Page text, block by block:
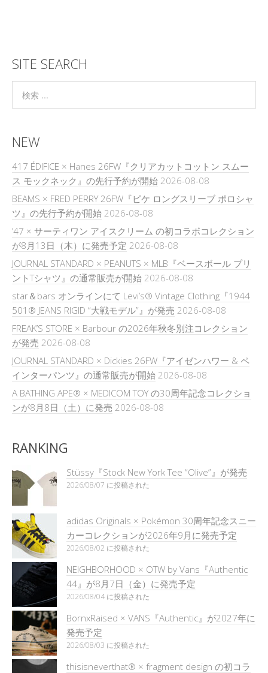
SITE SEARCH
NEW
417 ÉDIFICE × Hanes 26FW『クリアカットコットン スムー
ス モックネック』の先行予約が開始 2026-08-08
BEAMS × FRED PERRY 26FW『ピケ ロングスリーブ ポロシャ
ツ』の先行予約が開始 2026-08-08
’47 × サーティワン アイスクリーム の初コラボコレクション
が8月13日（木）に発売予定 2026-08-08
JOURNAL STANDARD × PEANUTS × MLB『ベースボール プリ
ントTシャツ』の通常販売が開始 2026-08-08
star＆bars オンラインにて Levi’s® Vintage Clothing『1944
501® JEANS RIGID “大戦モデル”』が発売 2026-08-08
FREAK’S STORE × Barbour の2026年秋冬別注コレクション
が発売 2026-08-08
JOURNAL STANDARD × Dickies 26FW『アイゼンハワー & ペ
インターパンツ』の通常販売が開始 2026-08-08
A BATHING APE® × MEDICOM TOY の30周年記念コレクショ
ンが8月8日（土）に発売 2026-08-08
RANKING
Stüssy『Stock New York Tee “Olive”』が発売
2026/08/07 に投稿された
adidas Originals × Pokémon 30周年記念スニー
カーコレクションが2026年9月に発売予定
2026/08/02 に投稿された
NEIGHBORHOOD × OTW by Vans『Authentic
44』が8月7日（金）に発売予定
2026/08/04 に投稿された
BornxRaised × VANS『Authentic』が2027年に
発売予定
2026/08/03 に投稿された
thisisneverthat® × fragment design の初コラ